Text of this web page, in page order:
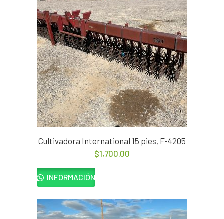
Cultivadora International 15 pies, F-4205
$1,700.00
INFORMACIÓN